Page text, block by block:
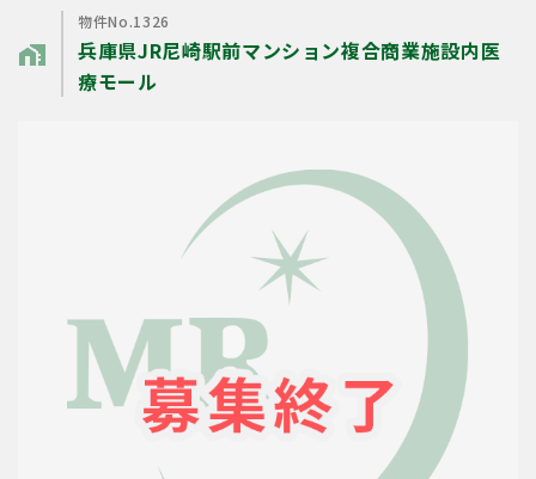
home_work
物件No.1326
兵庫県JR尼崎駅前マンション複合商業施設内医
療モール